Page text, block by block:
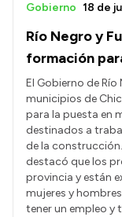
Río Negro y
formación
Gobierno 18 de
El Gobierno de
municipios de
para la puesta en
destinados a
de la
destacó que los
provincia y están
mujeres y
tener un empleo y